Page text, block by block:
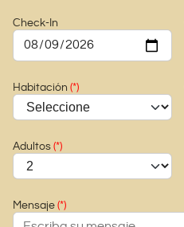
Check-In
Habitación
Adultos
Mensaje